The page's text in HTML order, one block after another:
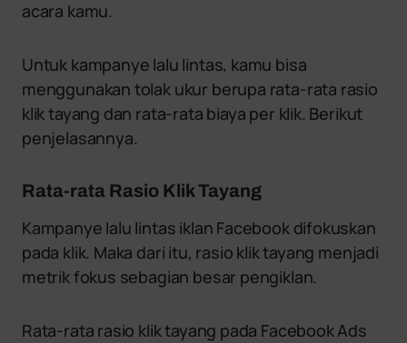
acara kamu.
Untuk kampanye lalu lintas, kamu bisa
menggunakan tolak ukur berupa rata-rata rasio
klik tayang dan rata-rata biaya per klik. Berikut
penjelasannya.
Rata-rata Rasio Klik Tayang
Kampanye lalu lintas iklan Facebook difokuskan
pada klik. Maka dari itu, rasio klik tayang menjadi
metrik fokus sebagian besar pengiklan.
Rata-rata rasio klik tayang pada Facebook Ads